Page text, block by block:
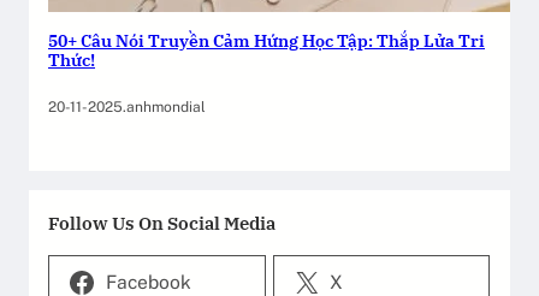
50+ Câu Nói Truyền Cảm Hứng Học Tập: Thắp Lửa Tri
Thức!
20-11-2025.anhmondial
Follow Us On Social Media
Facebook X